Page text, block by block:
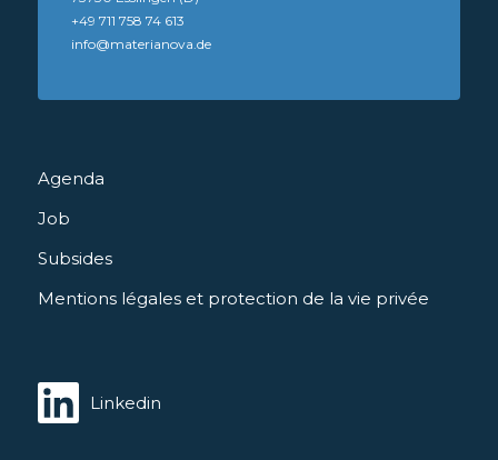
Agenda
Job
Subsides
Mentions légales et protection de la vie privée
+49 711 758 74 613
info@materianova.de
Linkedin